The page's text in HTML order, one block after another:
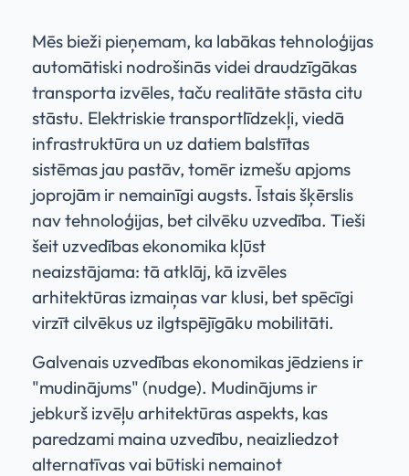
Mēs bieži pieņemam, ka labākas tehnoloģijas
automātiski nodrošinās videi draudzīgākas
transporta izvēles, taču realitāte stāsta citu
stāstu. Elektriskie transportlīdzekļi, viedā
infrastruktūra un uz datiem balstītas
sistēmas jau pastāv, tomēr izmešu apjoms
joprojām ir nemainīgi augsts. Īstais šķērslis
nav tehnoloģijas, bet cilvēku uzvedība. Tieši
šeit uzvedības ekonomika kļūst
neaizstājama: tā atklāj, kā izvēles
arhitektūras izmaiņas var klusi, bet spēcīgi
virzīt cilvēkus uz ilgtspējīgāku mobilitāti.
Galvenais uzvedības ekonomikas jēdziens ir
"mudinājums" (nudge). Mudinājums ir
jebkurš izvēļu arhitektūras aspekts, kas
paredzami maina uzvedību, neaizliedzot
alternatīvas vai būtiski nemainot